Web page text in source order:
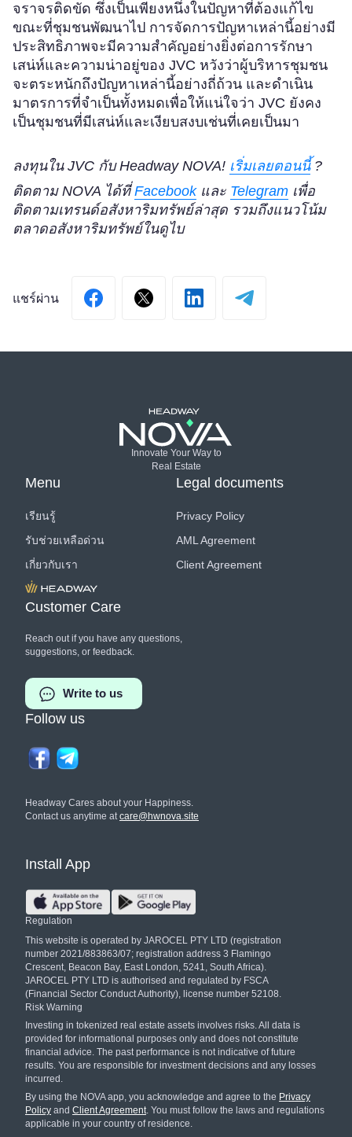
จราจรติดขัด ซึ่งเป็นเพียงหนึ่งในปัญหาที่ต้องแก้ไข
ขณะที่ชุมชนพัฒนาไป การจัดการปัญหาเหล่านี้อย่างมี
ประสิทธิภาพจะมีความสำคัญอย่างยิ่งต่อการรักษา
เสน่ห์และความน่าอยู่ของ JVC หวังว่าผู้บริหารชุมชน
จะตระหนักถึงปัญหาเหล่านี้อย่างถี่ถ้วน และดำเนิน
มาตรการที่จำเป็นทั้งหมดเพื่อให้แน่ใจว่า JVC ยังคง
เป็นชุมชนที่มีเสน่ห์และเงียบสงบเช่นที่เคยเป็นมา
ลงทุนใน JVC กับ Headway NOVA! เริ่มเลยตอนนี้?
ติดตาม NOVA ได้ที่Facebookและ Telegram เพื่อ
ติดตามเทรนด์อสังหาริมทรัพย์ล่าสุด รวมถึงแนวโน้ม
ตลาดอสังหาริมทรัพย์ในดูไบ
Innovate Your Way to
Real Estate
Menu
เรียนรู้
รับช่วยเหลือด่วน
เกี่ยวกับเรา
Legal documents
Privacy Policy
AML Agreement
Client Agreement
Customer Care
Reach out if you have any questions,
suggestions, or feedback.
Write to us
Follow us
Headway Cares about your Happiness.
Contact us anytime atcare@hwnova.site
Regulation
This website is operated by JAROCEL PTY LTD (registration
number 2021/883863/07; registration address 3 Flamingo
Crescent, Beacon Bay, East London, 5241, South Africa).
JAROCEL PTY LTD is authorised and regulated by FSCA
(Financial Sector Conduct Authority), license number 52108.
Risk Warning
Investing in tokenized real estate assets involves risks. All data is
provided for informational purposes only and does not constitute
financial advice. The past performance is not indicative of future
results. You are responsible for investment decisions and any losses
incurred.
By using the NOVA app, you acknowledge and agree to the Privacy
Policy and Client Agreement. You must follow the laws and regulations
applicable in your country of residence.
Install App